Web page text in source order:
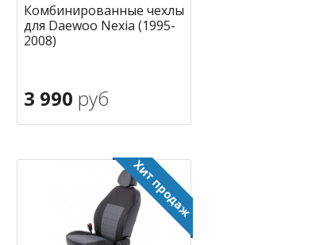
Комбинированные чехлы
для Daewoo Nexia (1995-
2008)
3 990 руб